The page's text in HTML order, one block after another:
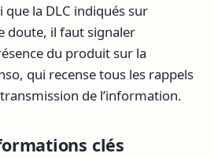
la DLC indiqués sur
doute, il faut signaler
du produit sur la
qui recense tous les rappels
de l’information.
clés